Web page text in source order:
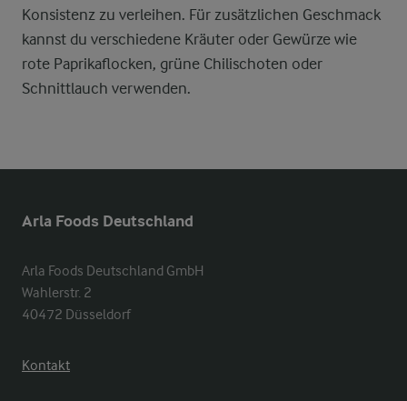
Konsistenz zu verleihen. Für zusätzlichen Geschmack
kannst du verschiedene Kräuter oder Gewürze wie
rote Paprikaflocken, grüne Chilischoten oder
Schnittlauch verwenden.
Arla Foods Deutschland
Arla Foods Deutschland GmbH
Wahlerstr. 2
40472 Düsseldorf
Kontakt